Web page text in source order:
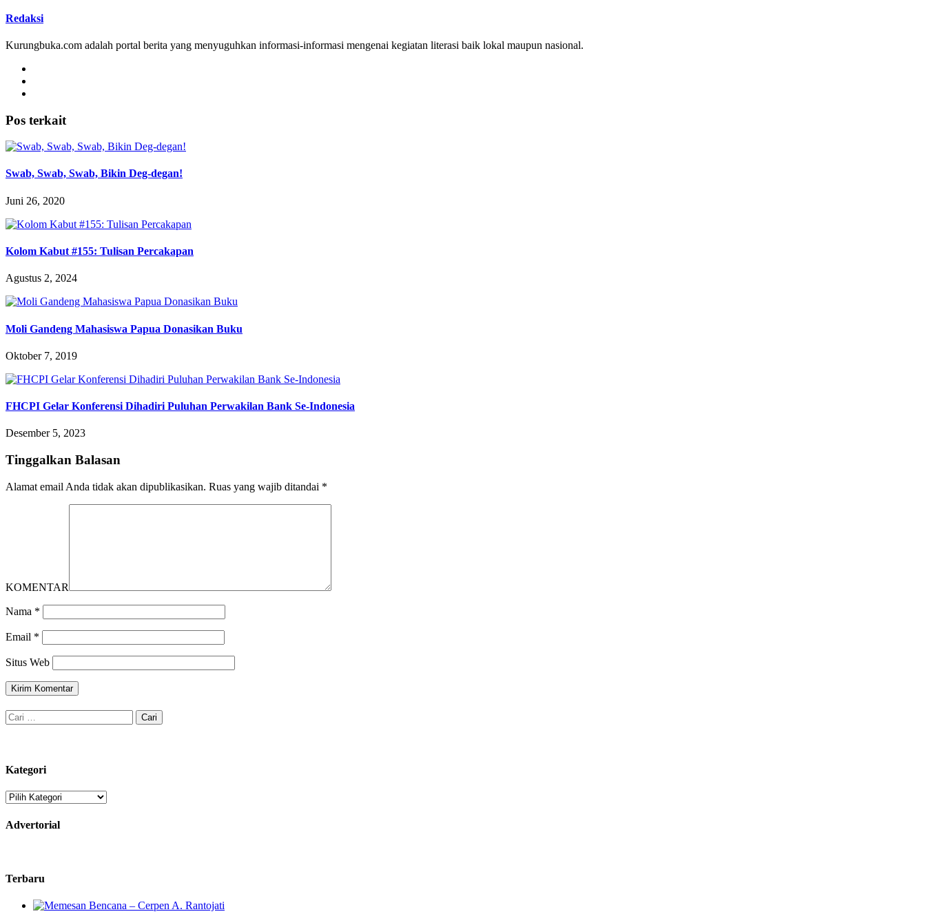
Redaksi
Kurungbuka.com adalah portal berita yang menyuguhkan informasi-informasi mengenai kegiatan literasi baik lokal maupun nasional.
Pos terkait
Swab, Swab, Swab, Bikin Deg-degan!
Juni 26, 2020
Kolom Kabut #155: Tulisan Percakapan
Agustus 2, 2024
Moli Gandeng Mahasiswa Papua Donasikan Buku
Oktober 7, 2019
FHCPI Gelar Konferensi Dihadiri Puluhan Perwakilan Bank Se-Indonesia
Desember 5, 2023
Tinggalkan Balasan
Alamat email Anda tidak akan dipublikasikan. Ruas yang wajib ditandai *
KOMENTAR
Nama *
Email *
Situs Web
Cari
untuk:
Kategori
Kategori
Advertorial
Terbaru